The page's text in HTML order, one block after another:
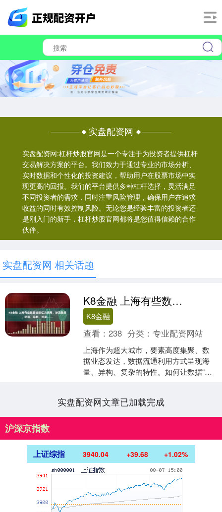
实盘配资网
实盘配资网:杠杆炒股官网是一个专注于为投资者提供杠杆
交易解决方案的平台。我们致力于通过专业的市场分析、
实时数据和个性化的投资建议，帮助用户在股票市场中实
现更高的回报。我们的平台提供多种杠杆选择，灵活满足
不同投资者的需求，同时注重风险管理，确保用户在追求
收益的同时有效控制风险。无论您是经验丰富的投资者还
是刚入门的新手，杠杆炒股官网都将是您值得信赖的合作
伙伴。
实盘配资网 相关话题
K8金融 上海有些数据被数亿次调用，涉及融资、防汛、导航、外卖……
K8金融
查看：238 分类：专业配资网站
上海作为超大城市，要素高度集聚、数
据业态发达，数据流通利用方式呈现海
量、异构、复杂的特性。如何让数据“供
实盘配资网文章已加载完成
沪深京指数
上证综指 3940.04 +39.68 +1.02%